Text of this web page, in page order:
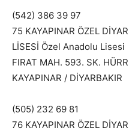
(542) 386 39 97
75 KAYAPINAR ÖZEL
LİSESİ Özel Anadolu Lisesi
FIRAT MAH. 593. SK.
KAYAPINAR / DİYARBAKIR
(505) 232 69 81
76 KAYAPINAR ÖZEL